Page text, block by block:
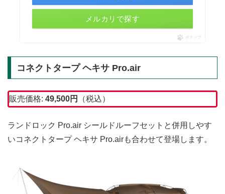
メルカリで探す
ポチップ
コネクトタープ ヘキサ Pro.air
販売価格: 49,500円 （税込）
ランドロック Pro.air シールドルーフセットと併用しやす
いコネクトタープ ヘキサ Pro.airも合わせて登場します。